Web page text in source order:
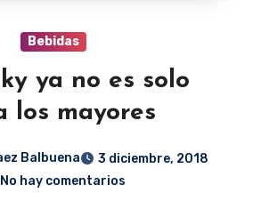
Bebidas
ya no es solo
los mayores
Balbuena
3 diciembre, 2018
No hay comentarios